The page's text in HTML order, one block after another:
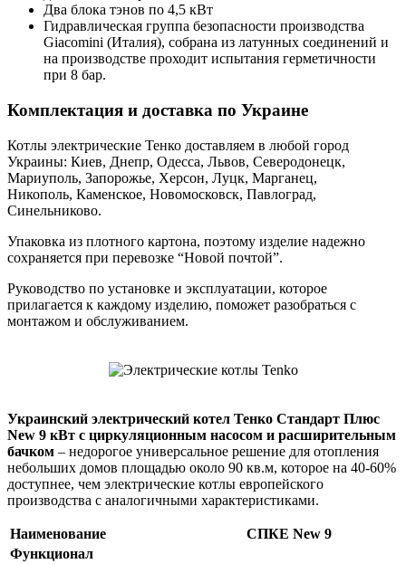
Два блока тэнов по 4,5 кВт
Гидравлическая группа безопасности производства
Giacomini (Италия), собрана из латунных соединений и
на производстве проходит испытания герметичности
при 8 бар.
Комплектация и доставка по Украине
Котлы электрические Тенко доставляем в любой город
Украины: Киев, Днепр, Одесса, Львов, Северодонецк,
Мариуполь, Запорожье, Херсон, Луцк, Марганец,
Никополь, Каменское, Новомосковск, Павлоград,
Синельниково.
Упаковка из плотного картона, поэтому изделие надежно
сохраняется при перевозке “Новой почтой”.
Руководство по установке и эксплуатации, которое
прилагается к каждому изделию, поможет разобраться с
монтажом и обслуживанием.
Украинский электрический котел Тенко Стандарт Плюс
New 9 кВт с циркуляционным насосом и расширительным
бачком – недорогое универсальное решение для отопления
небольших домов площадью около 90 кв.м, которое на 40-60%
доступнее, чем электрические котлы европейского
производства с аналогичными характеристиками.
Наименование
СПКЕ New 9
Функционал